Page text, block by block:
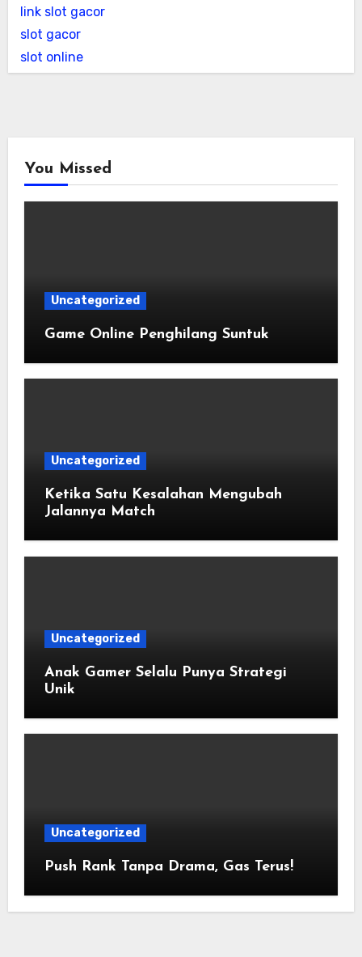
link slot gacor
slot gacor
slot online
You Missed
Uncategorized
Game Online Penghilang Suntuk
Uncategorized
Ketika Satu Kesalahan Mengubah
Jalannya Match
Uncategorized
Anak Gamer Selalu Punya Strategi
Unik
Uncategorized
Push Rank Tanpa Drama, Gas Terus!